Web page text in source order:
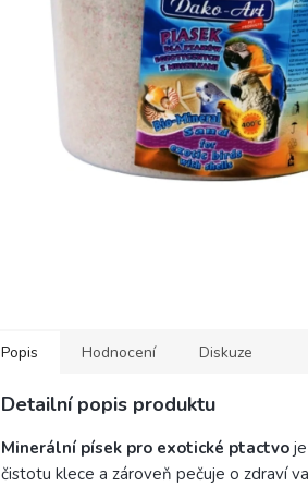
Popis Hodnocení Diskuze
Detailní popis produktu
Minerální písek pro exotické ptactvo
čistotu klece a zároveň pečuje o zdraví